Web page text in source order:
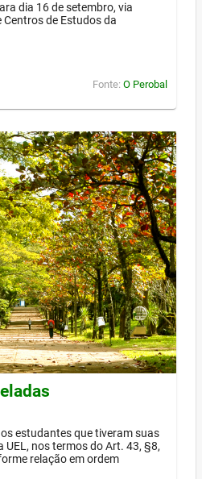
dia 16 de setembro, via
Centros de Estudos da
Fonte: O Perobal
estudantes que tiveram suas
nos termos do Art. 43, §8,
relação em ordem